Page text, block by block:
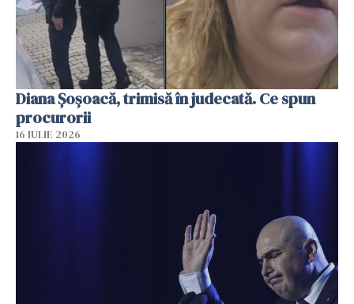
Diana Șoșoacă, trimisă în judecată. Ce spun
procurorii
16 IULIE 2026